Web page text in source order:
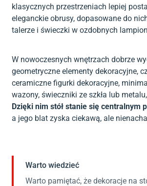
klasycznych przestrzeniach lepiej
eleganckie obrusy, dopasowane do
talerze i świeczki w ozdobnych
W nowoczesnych wnętrzach dobrze
geometryczne elementy dekoracyjne,
ceramiczne figurki dekoracyjne,
wazony, świeczniki ze szkła lub
Dzięki nim stół stanie się centralnym
a jego blat zyska ciekawą, ale
Warto wiedzieć
Warto pamiętać, że dekoracje na